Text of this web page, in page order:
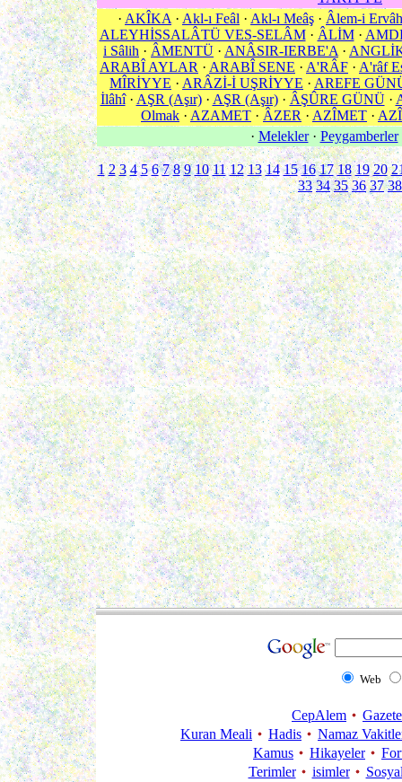
· AKÎKA · Akl-ı Feâl · Akl-ı Meâş · Âlem-i Ervâh
ALEYHİSSALÂTÜ VES-SELÂM· ÂLİM·
i Sâlih · ÂMENTÜ · ANÂSIR-IERBE'A ·
ARABÎ AYLAR · ARABÎ SENE · A'RÂF · A'râf
MÎRİYYE · ARÂZİ-İ UŞRİYYE · AREFE
İlâhî· AŞR (Aşır)· AŞR (Aşır)· ÂŞÛRE GÜNÜ·
Olmak · AZAMET · ÂZER · AZÎMET ·
· Melekler· Peygamberler
1 2 3 4 5 6 7 8 9 10 11 12 13 14 15 16 17 18 19 20
33 34 35 36 37 38
Web
CepAlem
Kuran Meali
Hadis
Namaz
Kamus
Hikayeler
Terimler
isimler